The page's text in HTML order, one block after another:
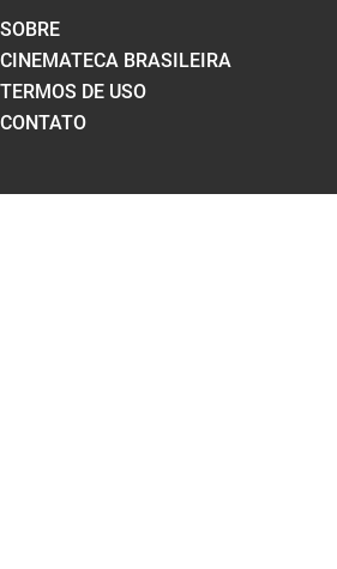
SOBRE
CINEMATECA BRASILEIRA
TERMOS DE USO
CONTATO